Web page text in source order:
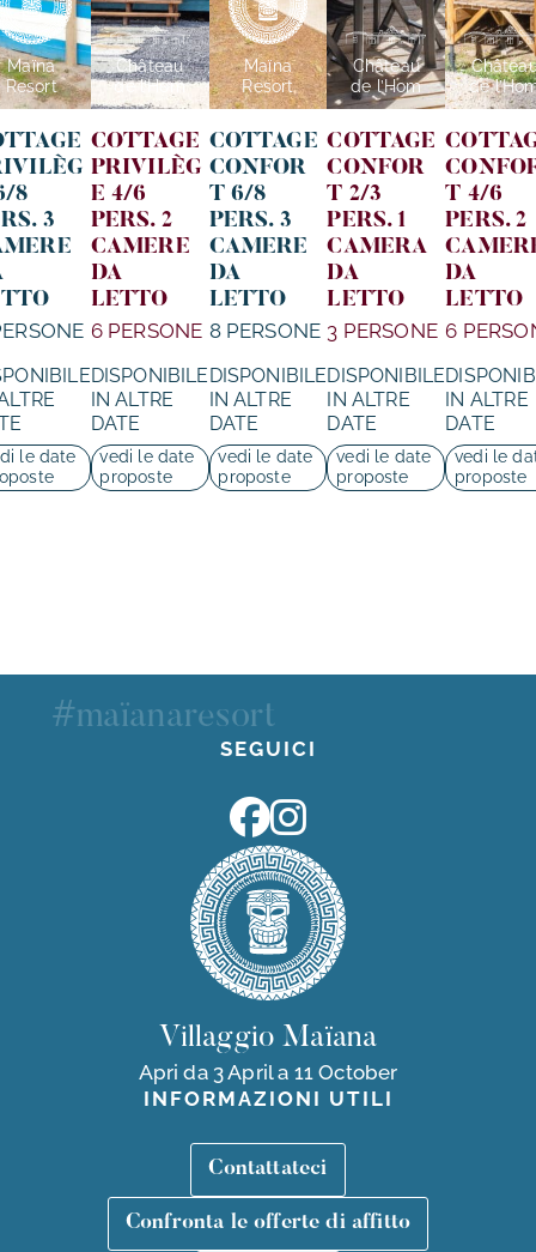
Maïna
Resort
8
3
le date
Château
de l’Hom
COTTAGE
PRIVILÈG
E 4/6
PERS. 2
CAMERE
DA
LETTO
6 PERSONE
DISPONIBILE
IN ALTRE
DATE
vedi le date
proposte
Maïna
Resort
COTTAGE
CONFOR
T 6/8
PERS. 3
CAMERE
DA
LETTO
8 PERSONE
DISPONIBILE
IN ALTRE
DATE
vedi le date
proposte
Château
de l’Hom
COTTAGE
CONFOR
T 2/3
PERS. 1
CAMERA
DA
LETTO
3 PERSONE
DISPONIBILE
IN ALTRE
DATE
vedi le date
proposte
de
T 4/6
PERS. 2
DA
LETTO
6
IN ALTRE
DATE
vedi le
proposte
#maïanaresort
SEGUICI
Villaggio Maïana
Apri da 3 April a 11 October
INFORMAZIONI UTILI
Contattateci
Confronta le offerte di affitto